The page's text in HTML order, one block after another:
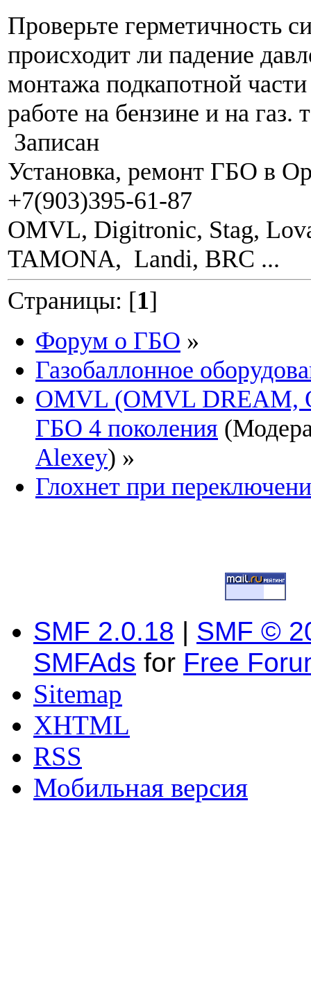
Проверьте герметичность
происходит ли падение
монтажа подкапотной
работе на бензине и на газ.
Записан
Установка, ремонт ГБО в
+7(903)395-61-87
OMVL, Digitronic, Stag,
TAMONA, Landi, BRC ...
Страницы: [1]
Форум о ГБО »
Газобаллонное
OMVL (OMVL DREAM,
ГБО 4 поколения
Alexey) »
Глохнет при
SMF 2.0.18 | SMF ©
SMFAds for Free
Sitemap
XHTML
RSS
Мобильная версия